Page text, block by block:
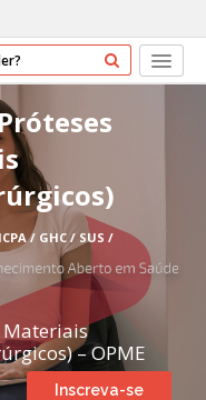
/ GHC / SUS /
Materiais
– OPME
Inscreva-se